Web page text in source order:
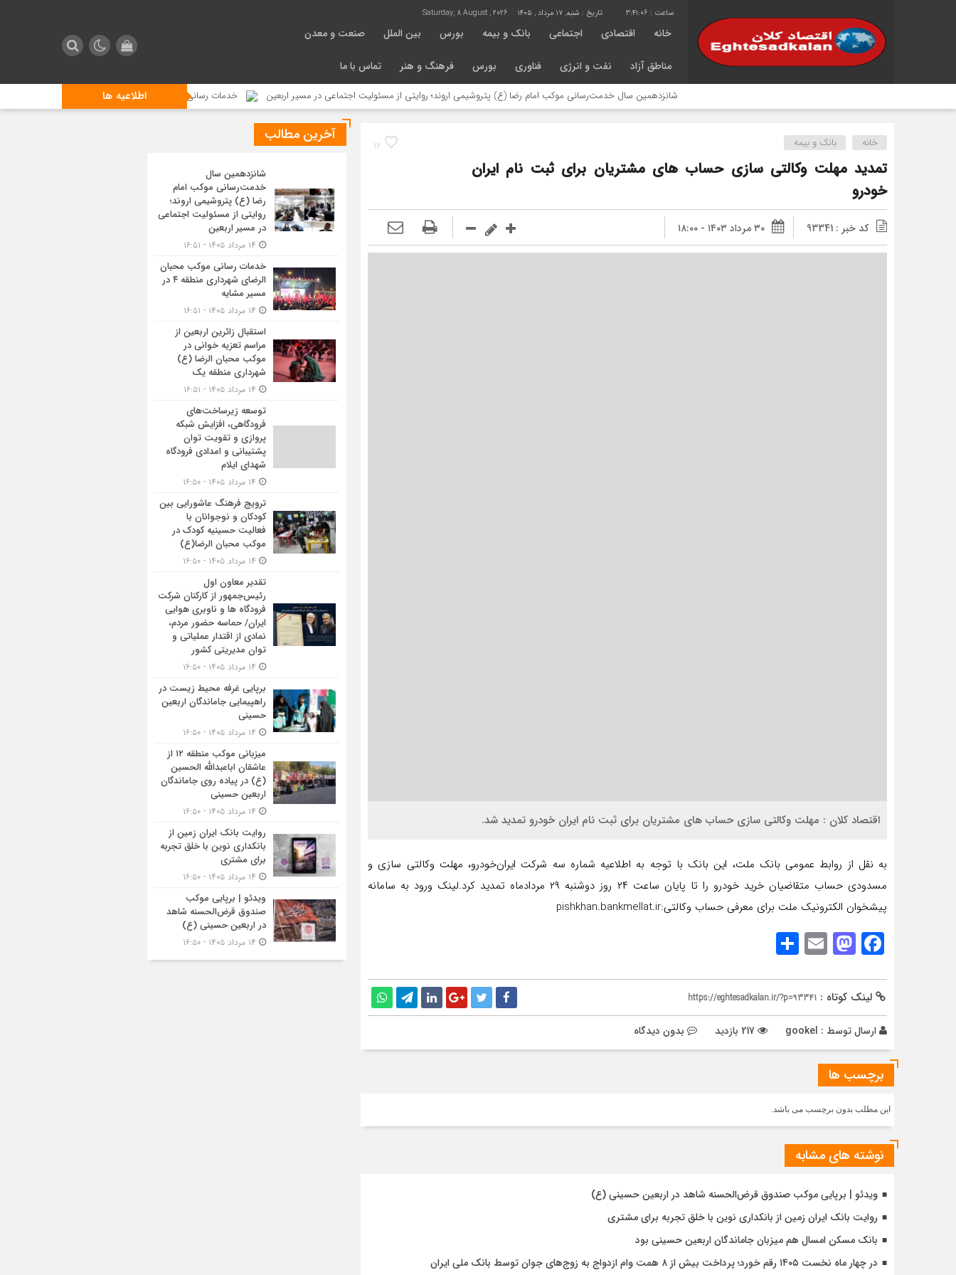
3:41:06 تاریخ : شنبه, ۱۷ مرداد , ۱۴۰۵ Saturday, 8 August , 2026
خانه اقتصادی اجتماعی بانک و بیمه بورس بین الملل صنعت و معدن
مناطق آزاد نفت و انرژی فناوری بورس فرهنگ و هنر تماس با ما
اطلاعیه ها شانزدهمین سال خدمت‌رسانی موکب امام رضا (ع) پتروشیمی اروند؛ روایتی از مسئولیت اجتماعی در مسیر اربعین خدمات رسانی موکب محبان الرضای شهرداری منطقه ۴ در مسیر مشایه
12 خانه بانک و بیمه
تمدید مهلت وکالتی سازی حساب های مشتریان برای ثبت نام ایران
خودرو
کد خبر : 93341 ۳۰ مرداد ۱۴۰۳ - ۱۸:۰۰
اقتصاد کلان : مهلت وکالتی سازی حساب های مشتریان برای ثبت نام ایران خودرو تمدید شد.
به نقل از روابط عمومی بانک ملت، این بانک با توجه به اطلاعیه شماره سه شرکت ایران‌خودرو، مهلت وکالتی سازی و
مسدودی حساب متقاضیان خرید خودرو را تا پایان ساعت ۲۴ روز دوشنبه ۲۹ مردادماه تمدید کرد.لینک ورود به سامانه
پیشخوان الکترونیک ملت برای معرفی حساب وکالتی:pishkhan.bankmellat.ir
Facebook
Mastodon
Email
لینک کوتاه : https://eghtesadkalan.ir/?p=93341
ارسال توسط : gookel بدون دیدگاه
برچسب ها
این مطلب بدون برچسب می باشد.
نوشته های مشابه
ویدئو | برپایی موکب صندوق قرض‌الحسنه شاهد در اربعین حسینی (ع)
روایت بانک ایران زمین از بانکداری نوین با خلق تجربه برای مشتری
بانک مسکن امسال هم میزبان جاماندگان اربعین حسینی بود
در چهار ماه نخست ۱۴۰۵ رقم خورد؛ پرداخت بیش از ۸ همت وام ازدواج به زوج‌های جوان توسط بانک ملی ایران
آخرین مطالب
شانزدهمین سال
خدمت‌رسانی موکب امام
رضا (ع) پتروشیمی اروند؛
روایتی از مسئولیت اجتماعی
در مسیر اربعین
خدمات رسانی موکب محبان
الرضای شهرداری منطقه ۴ در
مسیر مشایه
استقبال زائرین اربعین از
مراسم تعزیه خوانی در
موکب محبان الرضا (ع)
شهرداری منطقه یک
توسعه زیرساخت‌های
فرودگاهی، افزایش شبکه
پروازی و تقویت توان
پشتیبانی و امدادی فرودگاه
شهدای ایلام
ترویج فرهنگ عاشورایی بین
کودکان و نوجوانان با
فعالیت حسینیه کودک در
موکب محبان الرضا(ع)
تقدیر معاون اول
رئیس‌جمهور از کارکنان شرکت
فرودگاه ها و ناوبری هوایی
ایران/ حماسه حضور مردم،
نمادی از اقتدار عملیاتی و
توان مدیریتی کشور
برپایی غرفه محیط زیست در
راهپیمایی جاماندگان اربعین
حسینی
میزبانی موکب منطقه ۱۲ از
عاشقان اباعبدالله الحسین
(ع) در پیاده روی جاماندگان
اربعین حسینی
روایت بانک ایران زمین از
بانکداری نوین با خلق تجربه
برای مشتری
ویدئو | برپایی موکب
صندوق قرض‌الحسنه شاهد
در اربعین حسینی (ع)